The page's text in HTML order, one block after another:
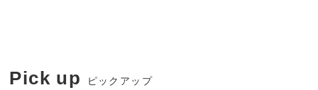
Pick up ピックアップ